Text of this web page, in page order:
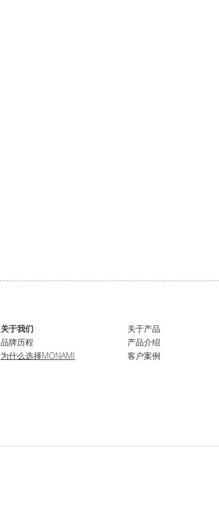
关于我们
品牌历程
为什么选择MONAMI
关于产品
产品介绍
客户案例